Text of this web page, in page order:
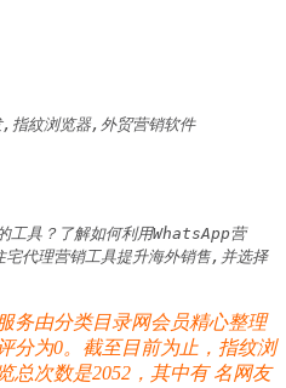
紋浏览器,外贸营销软件
工具？了解如何利用WhatsApp营
宅代理营销工具提升海外销售,并选择
务由分类目录网会员精心整理
分为0。截至目前为止，指纹浏
总次数是2052，其中有名网友